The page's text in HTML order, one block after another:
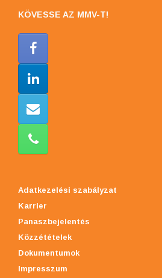
KÖVESSE AZ MMV-T!
Adatkezelési szabályzat
Karrier
Panaszbejelentés
Közzétételek
Dokumentumok
Impresszum